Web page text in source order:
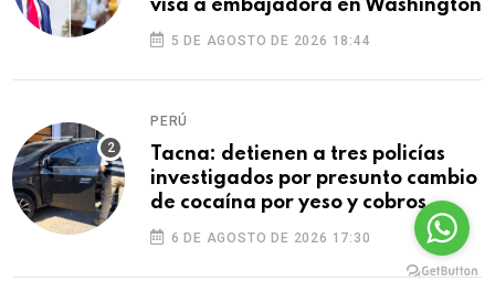
visa a embajadora en Washington
5 DE AGOSTO DE 2026 18:44
PERÚ
Tacna: detienen a tres policías
investigados por presunto cambio
de cocaína por yeso y cobros
ilegales
6 DE AGOSTO DE 2026 17:30